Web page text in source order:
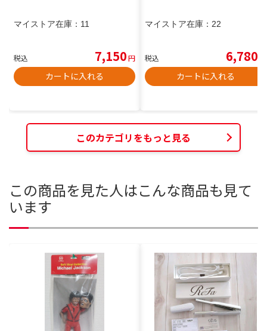
マイストア在庫： 11
税込 7,150円
カートに入れる
マイストア在庫： 22
税込 6,780
カートに入れる
このカテゴリをもっと見る
この商品を見た人はこんな商品も見て
います